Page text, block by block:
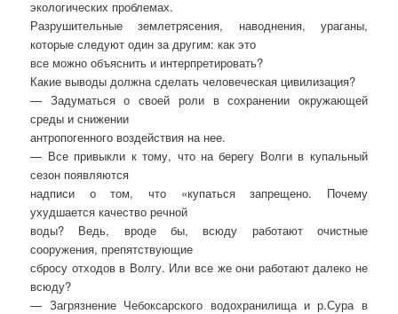
экологических проблемах.
Разрушительные землетрясения, наводнения, ураганы,
которые следуют один за другим: как это
все можно объяснить и интерпретировать?
Какие выводы должна сделать человеческая цивилизация?
— Задуматься о своей роли в сохранении окружающей
среды и снижении
антропогенного воздействия на нее.
— Все привыкли к тому, что на берегу Волги в купальный
сезон появляются
надписи о том, что «купаться запрещено. Почему
ухудшается качество речной
воды? Ведь, вроде бы, всюду работают очистные
сооружения, препятствующие
сбросу отходов в Волгу. Или все же они работают далеко не
всюду?
— Загрязнение Чебоксарского водохранилища и р.Сура в